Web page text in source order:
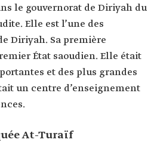
le gouvernorat de Diriyah du
Elle est l’une des
Diriyah. Sa première
État saoudien. Elle était
et des plus grandes
un centre d’enseignement
At-Turaïf